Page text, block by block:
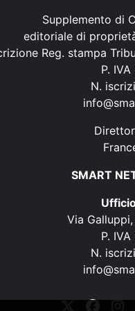
Supplemento di
editoriale di
Reg. stampa
P.
N.
SMART
Via
P.
N.